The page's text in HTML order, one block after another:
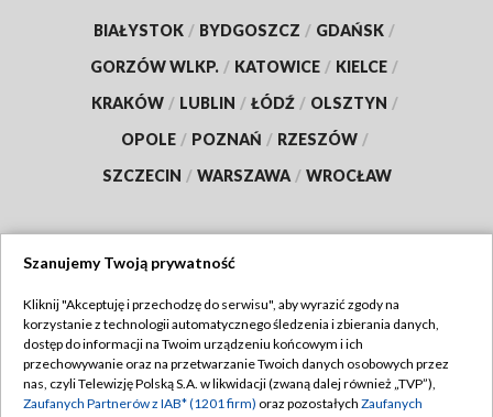
BIAŁYSTOK / BYDGOSZCZ / GDAŃSK /
GORZÓW WLKP. / KATOWICE / KIELCE /
KRAKÓW / LUBLIN / ŁÓDŹ / OLSZTYN /
OPOLE / POZNAŃ / RZESZÓW /
SZCZECIN / WARSZAWA / WROCŁAW
TVP
Abonament TVP
Emisja w TVP
Regulamin TVP
Polityka prywatności
Szanujemy Twoją prywatność
Kliknij "Akceptuję i przechodzę do serwisu", aby wyrazić zgody na
korzystanie z technologii automatycznego śledzenia i zbierania danych,
dostęp do informacji na Twoim urządzeniu końcowym i ich
przechowywanie oraz na przetwarzanie Twoich danych osobowych przez
nas, czyli Telewizję Polską S.A. w likwidacji (zwaną dalej również „TVP”),
Zaufanych Partnerów z IAB* (1201 firm) oraz pozostałych Zaufanych